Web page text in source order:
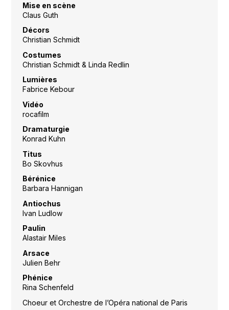
Mise en scène
Claus Guth
Décors
Christian Schmidt
Costumes
Christian Schmidt & Linda Redlin
Lumières
Fabrice Kebour
Vidéo
rocafilm
Dramaturgie
Konrad Kuhn
Titus
Bo Skovhus
Bérénice
Barbara Hannigan
Antiochus
Ivan Ludlow
Paulin
Alastair Miles
Arsace
Julien Behr
Phénice
Rina Schenfeld
Choeur et Orchestre de l’Opéra national de Paris